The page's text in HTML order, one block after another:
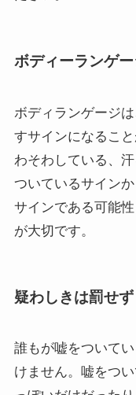
ボディーランゲ
ボディランゲージ
すサインになるこ
わそわしている、
ついているサイン
サインである可能
が大切です。
疑わしきは罰せず
誰もが嘘をついて
けません。嘘をつ